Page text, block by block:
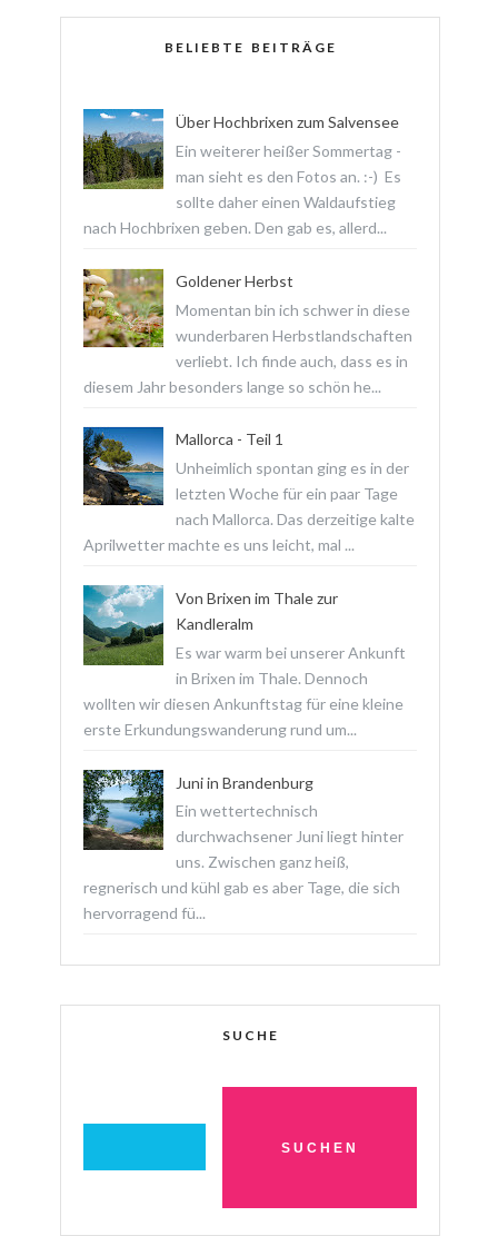
BELIEBTE BEITRÄGE
Über Hochbrixen zum Salvensee
Ein weiterer heißer Sommertag -
man sieht es den Fotos an. :-) Es
sollte daher einen Waldaufstieg
nach Hochbrixen geben. Den gab es, allerd...
Goldener Herbst
Momentan bin ich schwer in diese
wunderbaren Herbstlandschaften
verliebt. Ich finde auch, dass es in
diesem Jahr besonders lange so schön he...
Mallorca - Teil 1
Unheimlich spontan ging es in der
letzten Woche für ein paar Tage
nach Mallorca. Das derzeitige kalte
Aprilwetter machte es uns leicht, mal ...
Von Brixen im Thale zur
Kandleralm
Es war warm bei unserer Ankunft
in Brixen im Thale. Dennoch
wollten wir diesen Ankunftstag für eine kleine
erste Erkundungswanderung rund um...
Juni in Brandenburg
Ein wettertechnisch
durchwachsener Juni liegt hinter
uns. Zwischen ganz heiß,
regnerisch und kühl gab es aber Tage, die sich
hervorragend fü...
SUCHE